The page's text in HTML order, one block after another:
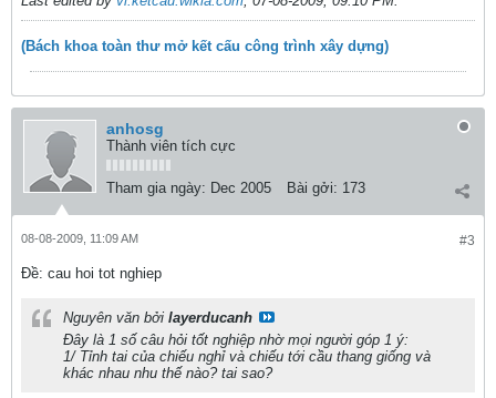
(Bách khoa toàn thư mở kết cấu công trình xây dựng)
anhosg
Thành viên tích cực
Tham gia ngày: Dec 2005 Bài gởi: 173
#3
08-08-2009, 11:09 AM
Ðề: cau hoi tot nghiep
Nguyên văn bởi layerducanh
Đây là 1 số câu hỏi tốt nghiệp nhờ mọi người góp 1 ý:
1/ Tỉnh tai của chiếu nghỉ và chiếu tới cầu thang giống và
khác nhau nhu thế nào? tai sao?